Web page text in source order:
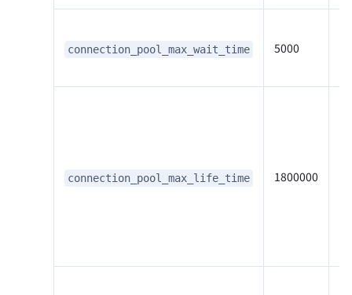
connection_pool_max_wait_time 5000
connection_pool_max_life_time 1800000